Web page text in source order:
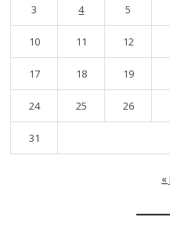
3 4 5
10 11 12
17 18 19
24 25 26
31
«